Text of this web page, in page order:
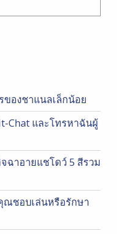
องชาแนลเล็กน้อย
Chat และโทรหาฉันผู้
ฉาอายแชโดว์ 5 สีรวม
ชอบเล่นหรือรักษา